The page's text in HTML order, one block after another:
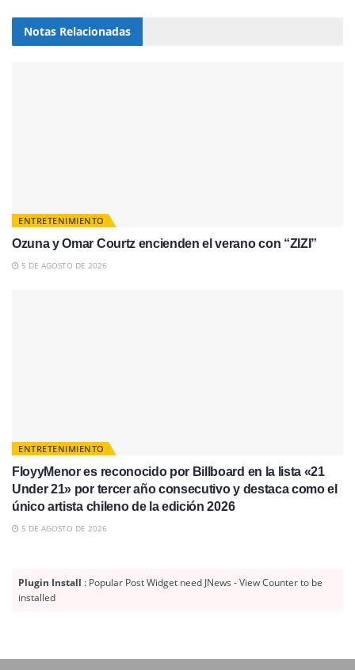
Notas Relacionadas
ENTRETENIMIENTO
Ozuna y Omar Courtz encienden el verano con “ZIZI”
5 DE AGOSTO DE 2026
ENTRETENIMIENTO
FloyyMenor es reconocido por Billboard en la lista «21
Under 21» por tercer año consecutivo y destaca como el
único artista chileno de la edición 2026
5 DE AGOSTO DE 2026
Plugin Install : Popular Post Widget need JNews - View Counter to be
installed